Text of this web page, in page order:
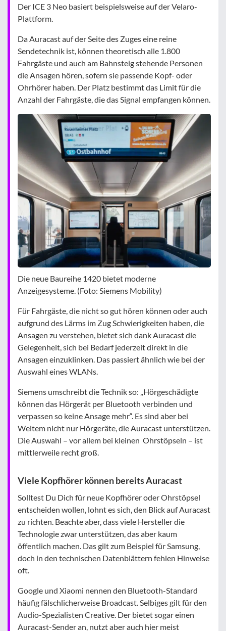
Der ICE 3 Neo basiert beispielsweise auf der Velaro-
Plattform.
Da Auracast auf der Seite des Zuges eine reine
Sendetechnik ist, können theoretisch alle 1.800
Fahrgäste und auch am Bahnsteig stehende Personen
die Ansagen hören, sofern sie passende Kopf- oder
Ohrhörer haben. Der Platz bestimmt das Limit für die
Anzahl der Fahrgäste, die das Signal empfangen können.
Die neue Baureihe 1420 bietet moderne
Anzeigesysteme. (Foto: Siemens Mobility)
Für Fahrgäste, die nicht so gut hören können oder auch
aufgrund des Lärms im Zug Schwierigkeiten haben, die
Ansagen zu verstehen, bietet sich dank Auracast die
Gelegenheit, sich bei Bedarf jederzeit direkt in die
Ansagen einzuklinken. Das passiert ähnlich wie bei der
Auswahl eines WLANs.
Siemens umschreibt die Technik so: „Hörgeschädigte
können das Hörgerät per Bluetooth verbinden und
verpassen so keine Ansage mehr“. Es sind aber bei
Weitem nicht nur Hörgeräte, die Auracast unterstützen.
Die Auswahl – vor allem bei kleinen Ohrstöpseln – ist
mittlerweile recht groß.
Viele Kopfhörer können bereits Auracast
Solltest Du Dich für neue Kopfhörer oder Ohrstöpsel
entscheiden wollen, lohnt es sich, den Blick auf Auracast
zu richten. Beachte aber, dass viele Hersteller die
Technologie zwar unterstützen, das aber kaum
öffentlich machen. Das gilt zum Beispiel für Samsung,
doch in den technischen Datenblättern fehlen Hinweise
oft.
Google und Xiaomi nennen den Bluetooth-Standard
häufig fälschlicherweise Broadcast. Selbiges gilt für den
Audio-Spezialisten Creative. Der bietet sogar einen
Auracast-Sender an, nutzt aber auch hier meist